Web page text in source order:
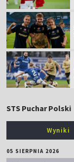
STS Puchar Polski
Wyniki
05 SIERPNIA 2026